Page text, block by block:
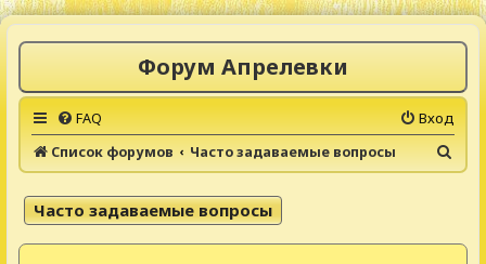
Форум Апрелевки
FAQ
Вход
Список форумов
Часто задаваемые вопросы
о
Часто задаваемые вопросы